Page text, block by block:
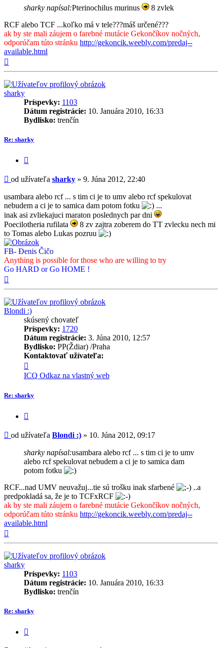
sharky napísal:Pterinochilus murinus
8 zvlek
RCF alebo TCF ...koľko má v tele???máš určené???
ak by ste mali záujem o farebné mutácie Gekončíkov nočných,
odporúčam túto stránku http://gekoncik.weebly.com/predaj--
available.html
sharky
Príspevky: 1103
Dátum registrácie: 10. Januára 2010, 16:33
Bydlisko: trenčín
Re: sharky
Príspevok
od užívateľa sharky » 9. Júna 2012, 22:40
usambara alebo rcf ... s tim ci je to umv alebo rcf spekulovat
nebudem a ci je to samica dam potom fotku
...
inak asi zvliekajuci maraton poslednych par dni
Poecilotheria rufilata
8 zv zajtra zoberem do TT zvlecku nech mi
to Tomas alebo Lukas pozruu
FB- Đenis Čičo
Anything is possible for those who are willing to try
Go HARD or Go HOME !
Blondi :)
skúsený chovateľ
Príspevky: 1720
Dátum registrácie: 3. Júna 2010, 12:57
Bydlisko: PP(Ždiar) /Praha
Kontaktovať užívateľa:
informácie
užívateľa
-
Blondi
ICQ Odkaz na vlastný web
Re: sharky
Príspevok
od užívateľa Blondi :) » 10. Júna 2012, 09:17
sharky napísal:usambara alebo rcf ... s tim ci je to umv
alebo rcf spekulovat nebudem a ci je to samica dam
potom fotku
RCF...nad UMV neuvažuj...tie sú trošku inak sfarbené
..a
predpokladá sa, že je to TCFxRCF
ak by ste mali záujem o farebné mutácie Gekončíkov nočných,
odporúčam túto stránku http://gekoncik.weebly.com/predaj--
available.html
sharky
Príspevky: 1103
Dátum registrácie: 10. Januára 2010, 16:33
Bydlisko: trenčín
Re: sharky